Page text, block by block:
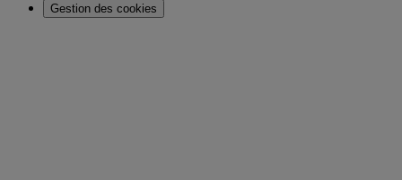
Gestion des cookies